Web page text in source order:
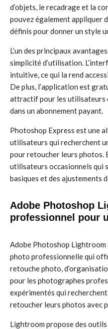
d’objets, le recadrage et la
pouvez également appliquer
définis pour donner un style
L’un des principaux
simplicité d’utilisation.
intuitive, ce qui la rend
De plus, l’application est
attractif pour les utilisateurs
dans un abonnement payant.
Photoshop Express est une
utilisateurs qui recherchent
pour retoucher leurs photos.
utilisateurs occasionnels qui
basiques et des ajustements
Adobe Photoshop
professionnel pour
Adobe Photoshop
photo professionnelle qui
retouche photo,
pour les photographes
expérimentés qui
retoucher leurs photos avec
Lightroom propose des